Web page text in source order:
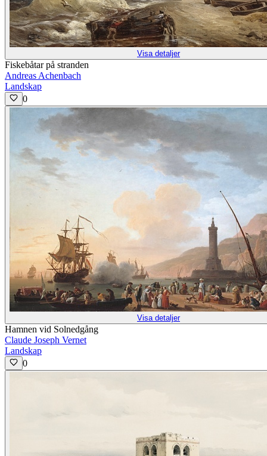
Visa detaljer
Fiskebåtar på stranden
Andreas Achenbach
Landskap
0
Visa detaljer
Hamnen vid Solnedgång
Claude Joseph Vernet
Landskap
0